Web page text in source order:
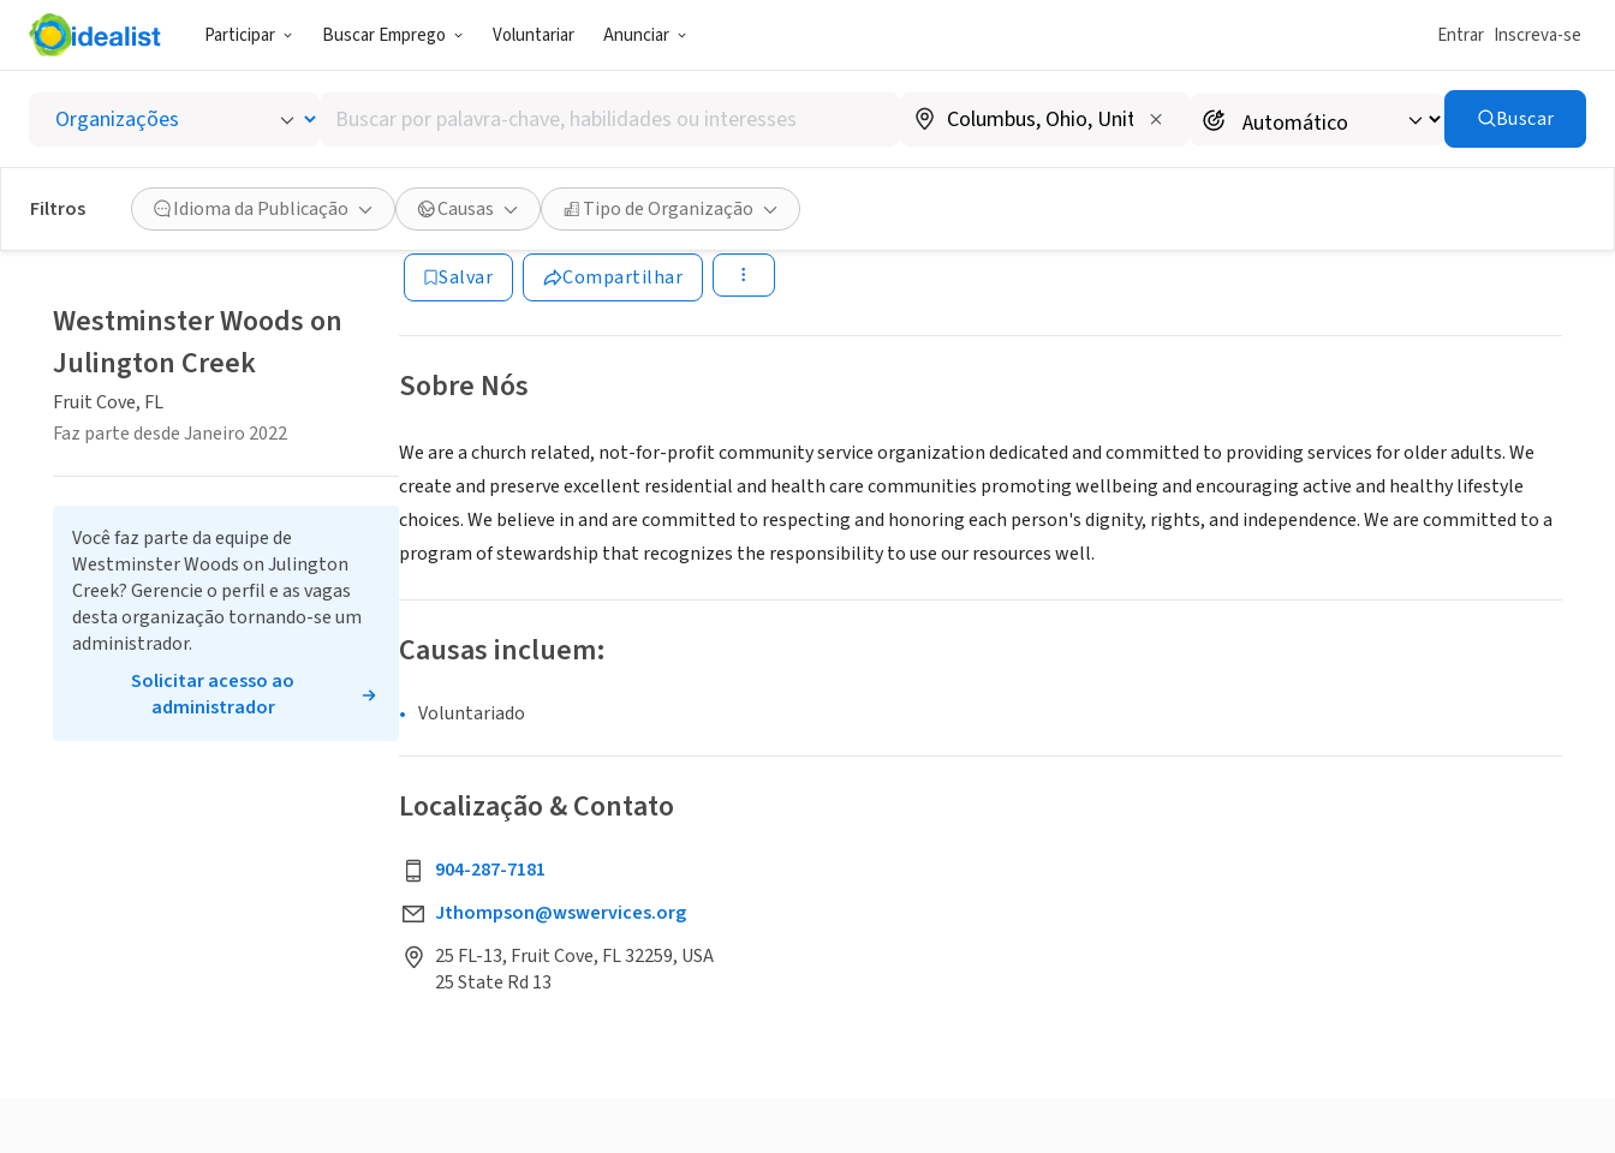
Participar Buscar Emprego Voluntariar Anunciar Entrar Inscreva-se
Buscar
por
palavra-
chave,
habilidades
ou
interesses
Buscar
Filtros Idioma da Publicação Causas Tipo de Organização
Westminster Woods on Julington Creek
Fruit Cove, FL
Salvar Compartilhar
Sobre Nós
We are a church related, not-for-profit community service organization dedicated and committed to providing services for older adults. We
create and preserve excellent residential and health care communities promoting wellbeing and encouraging active and healthy lifestyle
choices. We believe in and are committed to respecting and honoring each person's dignity, rights, and independence. We are committed to a
program of stewardship that recognizes the responsibility to use our resources well.
Causas incluem:
Voluntariado
Localização & Contato
904-287-7181
Jthompson@wswervices.org
25 FL-13, Fruit Cove, FL 32259, USA
25 State Rd 13
Westminster Woods on
Julington Creek
Fruit Cove, FL
Faz parte desde Janeiro 2022
Você faz parte da equipe de
Westminster Woods on Julington
Creek? Gerencie o perfil e as vagas
desta organização tornando-se um
administrador.
Solicitar acesso ao
administrador